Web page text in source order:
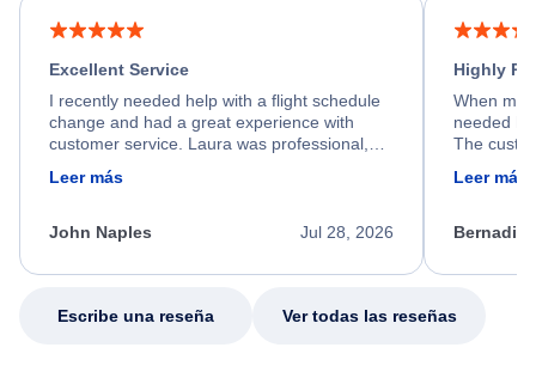
Excellent Service
I recently needed help with a flight schedule
change and had a great experience with
customer service. Laura was professional,
friendly, and very helpful throughout the
process. She quickly found a solution and
appreciate her excellent service.
Leer más
Jul 28, 2026
John Naples
Highly
When my
needed
The
calm,
my issue.
Leer más
Escribe una reseña Ver todas las reseñas